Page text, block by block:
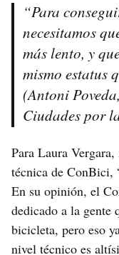
“Para
necesitamos
más lento, y
mismo estatus
(Antoni
Ciudades por
Para Laura
técnica de ConBici,
En su opinión, el
dedicado a la gente
bicicleta, pero eso
nivel técnico es